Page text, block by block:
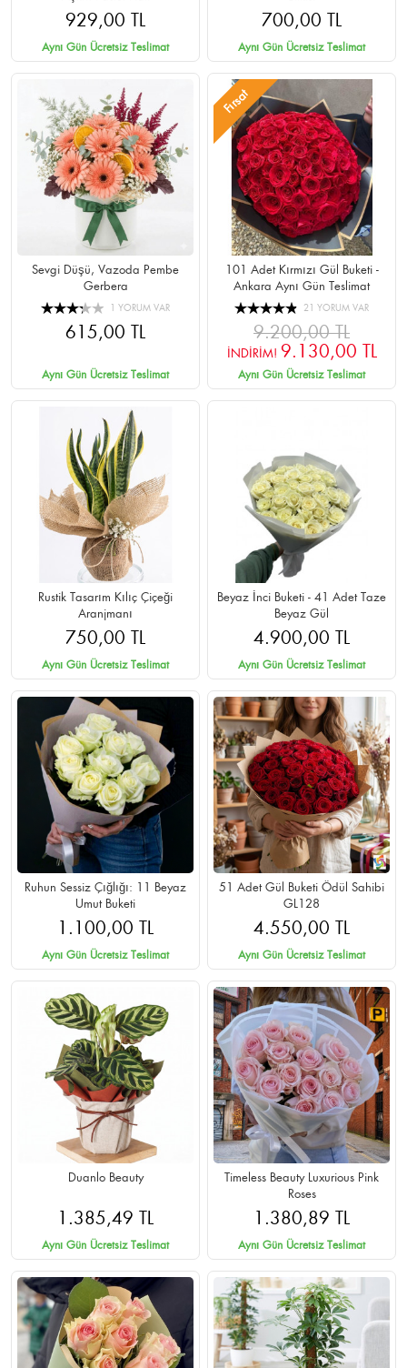
929,00 TL
Aynı Gün Ücretsiz Teslimat
700,00 TL
Aynı Gün Ücretsiz Teslimat
Sevgi Düşü, Vazoda Pembe
Gerbera
1 YORUM VAR
615,00 TL
Aynı Gün Ücretsiz Teslimat
Fırsat
101 Adet Kırmızı Gül Buketi -
Ankara Aynı Gün Teslimat
21 YORUM VAR
9.200,00 TL
İNDİRİM! 9.130,00 TL
Aynı Gün Ücretsiz Teslimat
Rustik Tasarım Kılıç Çiçeği
Aranjmanı
750,00 TL
Aynı Gün Ücretsiz Teslimat
Beyaz İnci Buketi - 41 Adet Taze
Beyaz Gül
4.900,00 TL
Aynı Gün Ücretsiz Teslimat
Ruhun Sessiz Çığlığı: 11 Beyaz
Umut Buketi
1.100,00 TL
Aynı Gün Ücretsiz Teslimat
51 Adet Gül Buketi Ödül Sahibi
GL128
4.550,00 TL
Aynı Gün Ücretsiz Teslimat
Duanlo Beauty
1.385,49 TL
Aynı Gün Ücretsiz Teslimat
Timeless Beauty Luxurious Pink
Roses
1.380,89 TL
Aynı Gün Ücretsiz Teslimat